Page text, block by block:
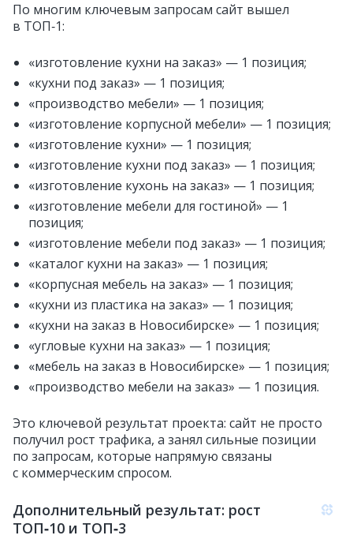
По многим ключевым запросам сайт вышел
в ТОП‑1:
«изготовление кухни на заказ» — 1 позиция;
«кухни под заказ» — 1 позиция;
«производство мебели» — 1 позиция;
«изготовление корпусной мебели» — 1 позиция;
«изготовление кухни» — 1 позиция;
«изготовление кухни под заказ» — 1 позиция;
«изготовление кухонь на заказ» — 1 позиция;
«изготовление мебели для гостиной» — 1
позиция;
«изготовление мебели под заказ» — 1 позиция;
«каталог кухни на заказ» — 1 позиция;
«корпусная мебель на заказ» — 1 позиция;
«кухни из пластика на заказ» — 1 позиция;
«кухни на заказ в Новосибирске» — 1 позиция;
«угловые кухни на заказ» — 1 позиция;
«мебель на заказ в Новосибирске» — 1 позиция;
«производство мебели на заказ» — 1 позиция.
Это ключевой результат проекта: сайт не просто
получил рост трафика, а занял сильные позиции
по запросам, которые напрямую связаны
с коммерческим спросом.
Дополнительный результат: рост
ТОП‑10 и ТОП‑3